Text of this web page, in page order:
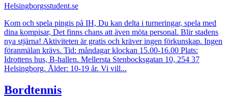
Helsingborgsstudent.se
Kom och spela pingis på IH, Du kan delta i turneringar, spela med
dina kompisar, Det finns chans att även möta personal. Blir stadens
nya stjärna! Aktiviteten är gratis och kräver ingen förkunskap. Ingen
föranmälan krävs. Tid: måndagar klockan 15.00-16.00 Plats:
Idrottens hus, B-hallen. Mellersta Stenbocksgatan 10, 254 37
Helsingborg. Ålder: 10-19 år. Vi vill...
Bordtennis